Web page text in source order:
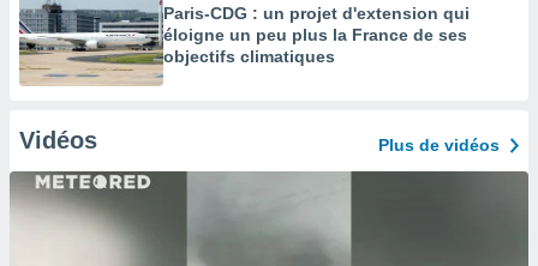
Paris-CDG : un projet d'extension qui
éloigne un peu plus la France de ses
objectifs climatiques
Vidéos Plus de vidéos